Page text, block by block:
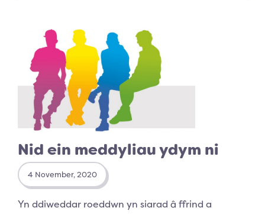
Nid ein meddyliau ydym ni
4 November, 2020
Yn ddiweddar roeddwn yn siarad â ffrind a